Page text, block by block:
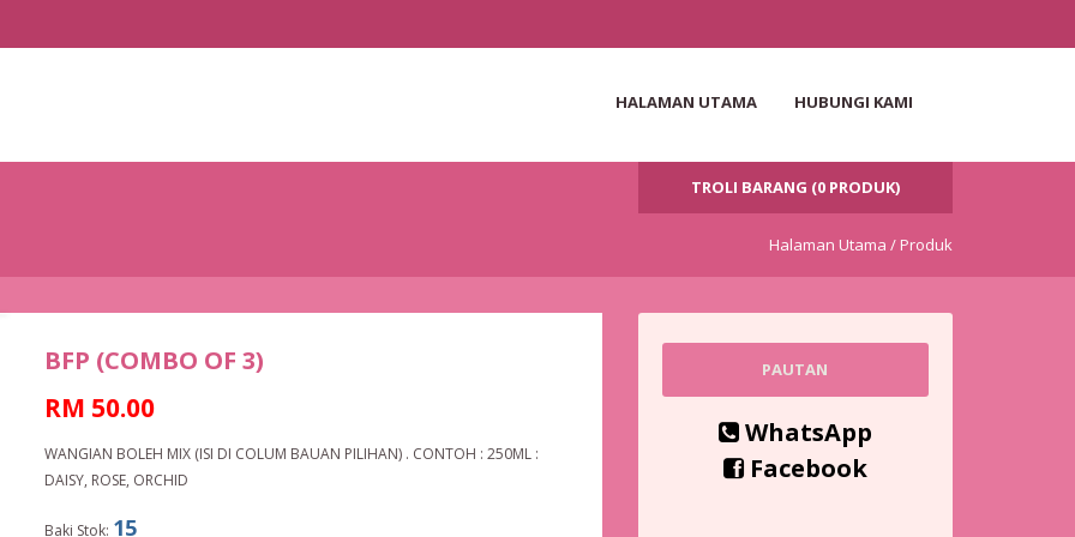
HALAMAN UTAMA HUBUNGI KAMI
TROLI BARANG (0 PRODUK)
Halaman Utama / Produk
BFP (COMBO OF 3)
RM 50.00
WANGIAN BOLEH MIX (ISI DI COLUM BAUAN PILIHAN) . CONTOH : 250ML :
DAISY, ROSE, ORCHID
Baki Stok: 15
PAUTAN
WhatsApp
Facebook